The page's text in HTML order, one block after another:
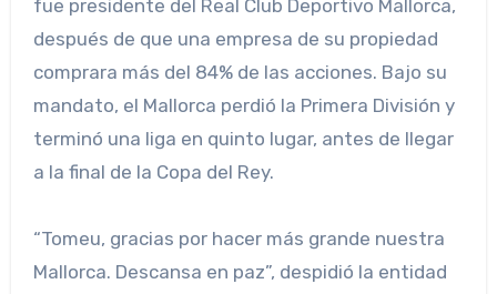
fue presidente del Real Club Deportivo Mallorca,
después de que una empresa de su propiedad
comprara más del 84% de las acciones. Bajo su
mandato, el Mallorca perdió la Primera División y
terminó una liga en quinto lugar, antes de llegar
a la final de la Copa del Rey.
“Tomeu, gracias por hacer más grande nuestra
Mallorca. Descansa en paz”, despidió la entidad